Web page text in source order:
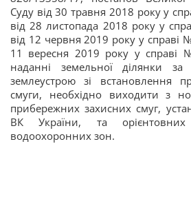
Суду від 30 травня 2018 року у
від 28 листопада 2018 року у
від 12 червня 2019 року у справі
11 вересня 2019 року у
наданні земельної ділянки за
землеустрою зі встановлення
смуги, необхідно виходити з
прибережних захисних смуг,
ВК України, та
водоохоронних зон.